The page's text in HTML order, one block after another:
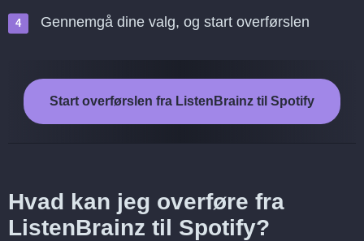
Gennemgå dine valg, og start overførslen
Start overførslen fra ListenBrainz til Spotify
Hvad kan jeg overføre fra
ListenBrainz til Spotify?